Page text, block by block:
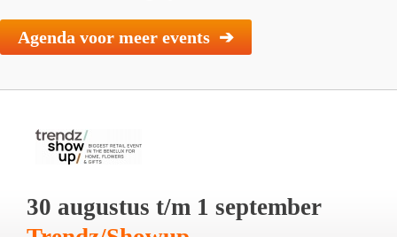
Agenda voor meer events ➔
30 augustus t/m 1 september